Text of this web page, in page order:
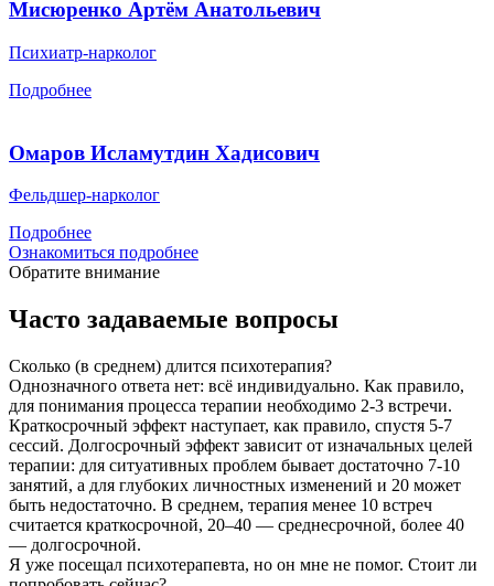
Мисюренко Артём Анатольевич
Психиатр-нарколог
Подробнее
Омаров Исламутдин Хадисович
Фельдшер-нарколог
Подробнее
Ознакомиться подробнее
Обратите внимание
Часто задаваемые вопросы
Сколько (в среднем) длится психотерапия?
Однозначного ответа нет: всё индивидуально. Как правило,
для понимания процесса терапии необходимо 2-3 встречи.
Краткосрочный эффект наступает, как правило, спустя 5-7
сессий. Долгосрочный эффект зависит от изначальных целей
терапии: для ситуативных проблем бывает достаточно 7-10
занятий, а для глубоких личностных изменений и 20 может
быть недостаточно. В среднем, терапия менее 10 встреч
считается краткосрочной, 20–40 — среднесрочной, более 40
— долгосрочной.
Я уже посещал психотерапевта, но он мне не помог. Стоит ли